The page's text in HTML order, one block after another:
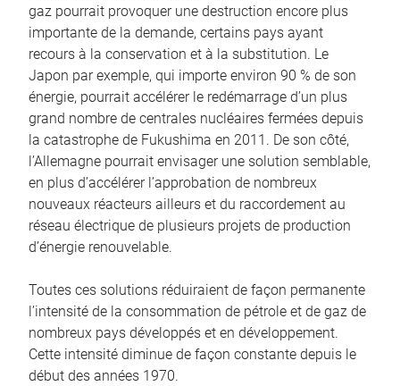
gaz pourrait provoquer une destruction encore plus
importante de la demande, certains pays ayant
recours à la conservation et à la substitution. Le
Japon par exemple, qui importe environ 90 % de son
énergie, pourrait accélérer le redémarrage d’un plus
grand nombre de centrales nucléaires fermées depuis
la catastrophe de Fukushima en 2011. De son côté,
l’Allemagne pourrait envisager une solution semblable,
en plus d’accélérer l’approbation de nombreux
nouveaux réacteurs ailleurs et du raccordement au
réseau électrique de plusieurs projets de production
d’énergie renouvelable.
Toutes ces solutions réduiraient de façon permanente
l’intensité de la consommation de pétrole et de gaz de
nombreux pays développés et en développement.
Cette intensité diminue de façon constante depuis le
début des années 1970.